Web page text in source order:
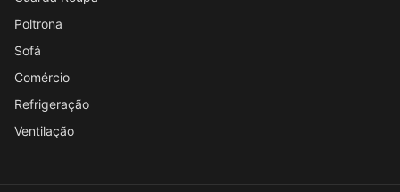
Poltrona
Sofá
Comércio
Refrigeração
Ventilação